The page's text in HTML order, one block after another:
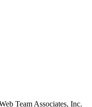
Team Associates, Inc.